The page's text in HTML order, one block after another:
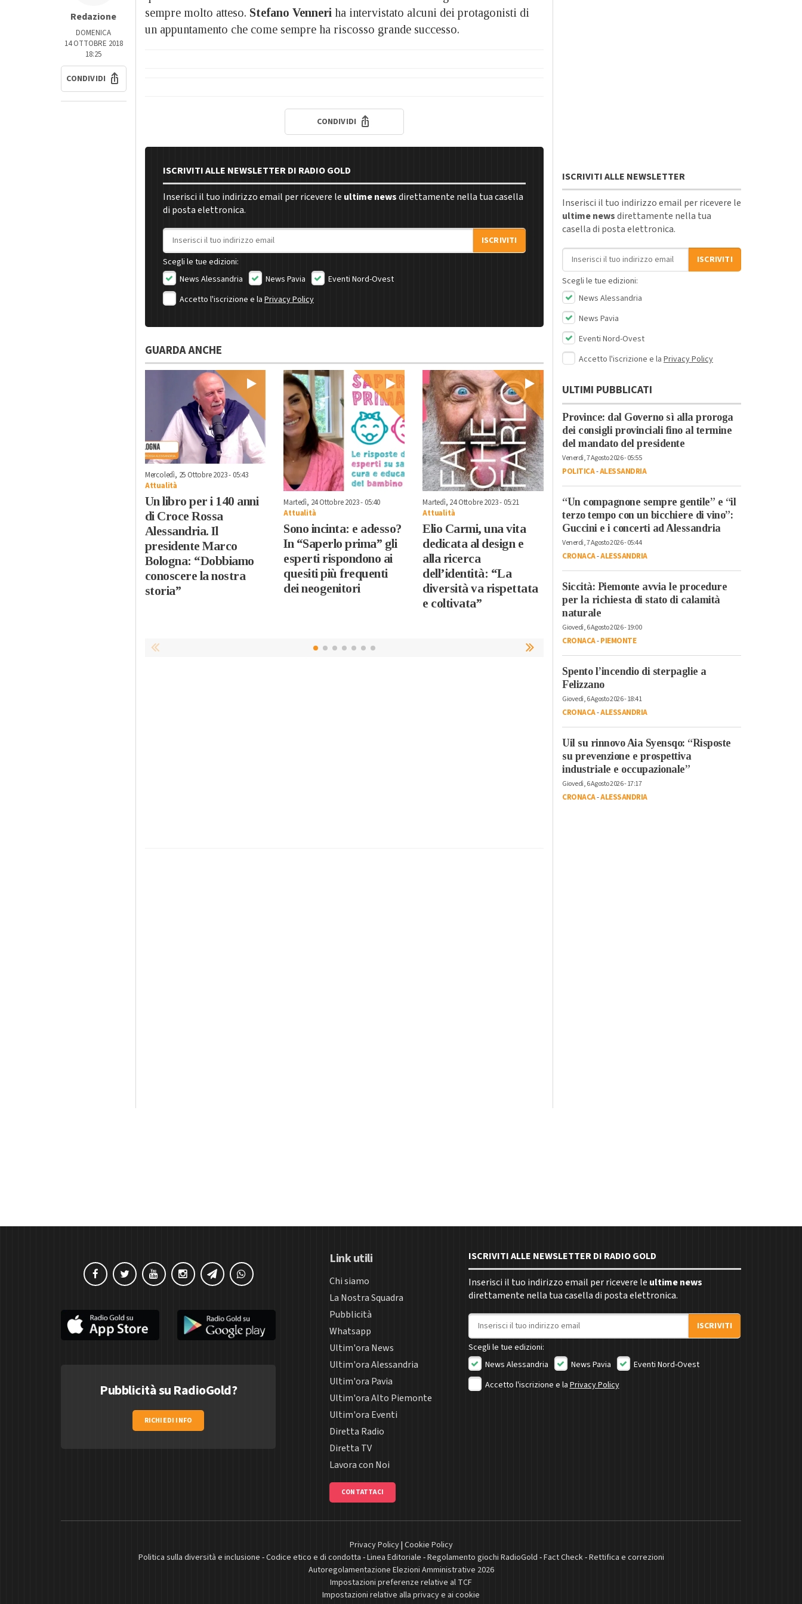
Redazione
DOMENICA
14 OTTOBRE 2018
18:25
CONDIVIDI
sempre molto atteso. Stefano Venneri ha intervistato alcuni dei protagonisti di
un appuntamento che come sempre ha riscosso grande successo.
CONDIVIDI
ISCRIVITI ALLE NEWSLETTER DI RADIO GOLD
Inserisci il tuo indirizzo email per ricevere le ultime newsdirettamente nella tua casella
di posta elettronica.
Indirizzo email
ISCRIVITI
Scegli le tue edizioni:
News Alessandria
News Pavia
Eventi Nord-Ovest
Accetto l'iscrizione e laPrivacy Policy
GUARDA ANCHE
Mercoledì, 25 Ottobre 2023 - 05:43
Attualità
Un libro per i 140 anni
di Croce Rossa
Alessandria. Il
presidente Marco
Bologna: “Dobbiamo
conoscere la nostra
storia”
Martedì, 24 Ottobre 2023 - 05:40
Attualità
Sono incinta: e adesso?
In “Saperlo prima” gli
esperti rispondono ai
quesiti più frequenti
dei neogenitori
Martedì, 24 Ottobre 2023 - 05:21
Attualità
Elio Carmi, una vita
dedicata al design e
alla ricerca
dell’identità: “La
diversità va rispettata
e coltivata”
Dall’Italia alla
Catalogna per la lotta
dei lavoratori: la storia
di Luigino Bruni
raccontata ne “Il
Passaggio”
Alessandria Film
Festival: “Ci sono
ISCRIVITI ALLE NEWSLETTER
Inserisci il tuo indirizzo email per ricevere le
ultime newsdirettamente nella tua
casella di posta elettronica.
Indirizzo email
ISCRIVITI
Scegli le tue edizioni:
News Alessandria
News Pavia
Eventi Nord-Ovest
Accetto l'iscrizione e la Privacy Policy
ULTIMI PUBBLICATI
Province: dal Governo sì alla proroga
dei consigli provinciali fino al termine
del mandato del presidente
Venerdì, 7 Agosto 2026 - 05:55
POLITICA-ALESSANDRIA
“Un compagnone sempre gentile” e “il
terzo tempo con un bicchiere di vino”:
Guccini e i concerti ad Alessandria
Venerdì, 7 Agosto 2026 - 05:44
CRONACA-ALESSANDRIA
Siccità: Piemonte avvia le procedure
per la richiesta di stato di calamità
naturale
Giovedì, 6 Agosto 2026 - 19:00
CRONACA-PIEMONTE
Spento l’incendio di sterpaglie a
Felizzano
Giovedì, 6 Agosto 2026 - 18:41
CRONACA-ALESSANDRIA
Uil su rinnovo Aia Syensqo: “Risposte
su prevenzione e prospettiva
industriale e occupazionale”
Giovedì, 6 Agosto 2026 - 17:17
CRONACA-ALESSANDRIA
Pubblicità su RadioGold?
RICHIEDI INFO
Link utili
Chi siamo
La Nostra Squadra
Pubblicità
Whatsapp
Ultim'ora News
Ultim'ora Alessandria
Ultim'ora Pavia
Ultim'ora Alto Piemonte
Ultim'ora Eventi
Diretta Radio
Diretta TV
Lavora con Noi
CONTATTACI
ISCRIVITI ALLE NEWSLETTER DI RADIO GOLD
Inserisci il tuo indirizzo email per ricevere le ultime news
direttamente nella tua casella di posta elettronica.
Indirizzo email
ISCRIVITI
Scegli le tue edizioni:
News Alessandria
News Pavia
Eventi Nord-Ovest
Accetto l'iscrizione e la Privacy Policy
Privacy Policy| Cookie Policy
Politica sulla diversità e inclusione -Codice etico e di condotta -Linea Editoriale -Regolamento giochi RadioGold -Fact Check-Rettifica e correzioni
Autoregolamentazione Elezioni Amministrative 2026
Impostazioni preferenze relative al TCF
Impostazioni relative alla privacy e ai cookie